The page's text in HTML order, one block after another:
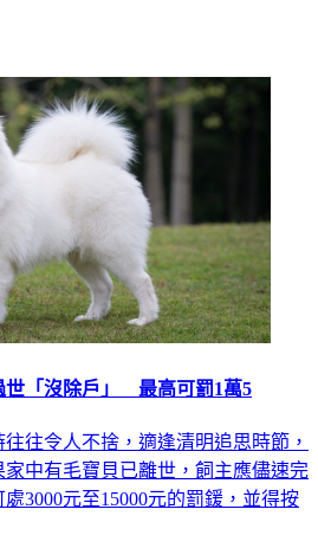
世「沒除戶」 最高可罰1萬5
往令人不捨，適逢清明追思時節，
中有毛寶貝已離世，飼主應儘速完
3000元至15000元的罰鍰，並得按